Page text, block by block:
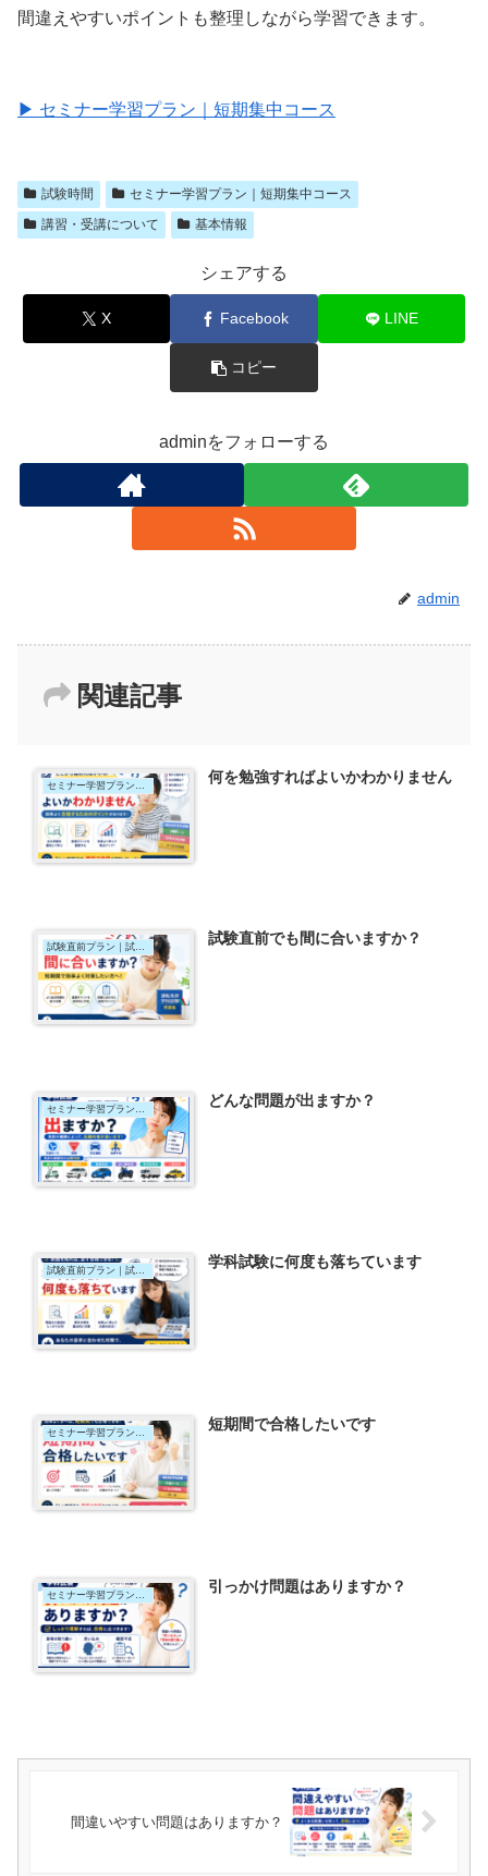
間違えやすいポイントも整理しながら学習できます。
▶ セミナー学習プラン｜短期集中コース
試験時間
セミナー学習プラン｜短期集中コース
講習・受講について
基本情報
シェアする
X Facebook LINE
コピー
adminをフォローする
admin
関連記事
何を勉強すればよいかわかりません
試験直前プラン｜試験直前セミナー 試験直前でも間に合いますか？
どんな問題が出ますか？
試験直前プラン｜試験直前個別指導 学科試験に何度も落ちています
セミナー学習プラン｜短期集中コース 短期間で合格したいです
引っかけ問題はありますか？
間違いやすい問題はありますか？